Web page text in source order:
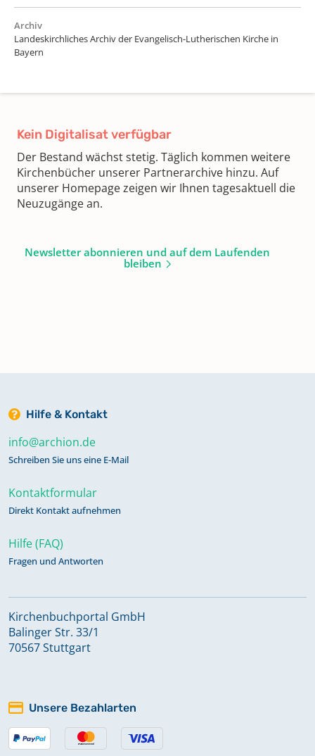
Archiv
Landeskirchliches Archiv der Evangelisch-Lutherischen Kirche in
Bayern
Kein Digitalisat verfügbar
Der Bestand wächst stetig. Täglich kommen weitere
Kirchenbücher unserer Partnerarchive hinzu. Auf
unserer Homepage zeigen wir Ihnen tagesaktuell die
Neuzugänge an.
Newsletter abonnieren und auf dem Laufenden
bleiben
Hilfe & Kontakt
info@archion.de
Schreiben Sie uns eine E-Mail
Kontaktformular
Direkt Kontakt aufnehmen
Hilfe (FAQ)
Fragen und Antworten
Kirchenbuchportal GmbH
Balinger Str. 33/1
70567 Stuttgart
Unsere Bezahlarten